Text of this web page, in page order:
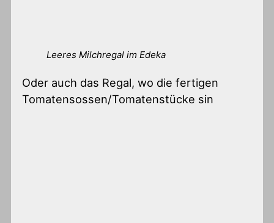
Leeres Milchregal im Edeka
Oder auch das Regal, wo die fertigen
Tomatensossen/Tomatenstücke sin